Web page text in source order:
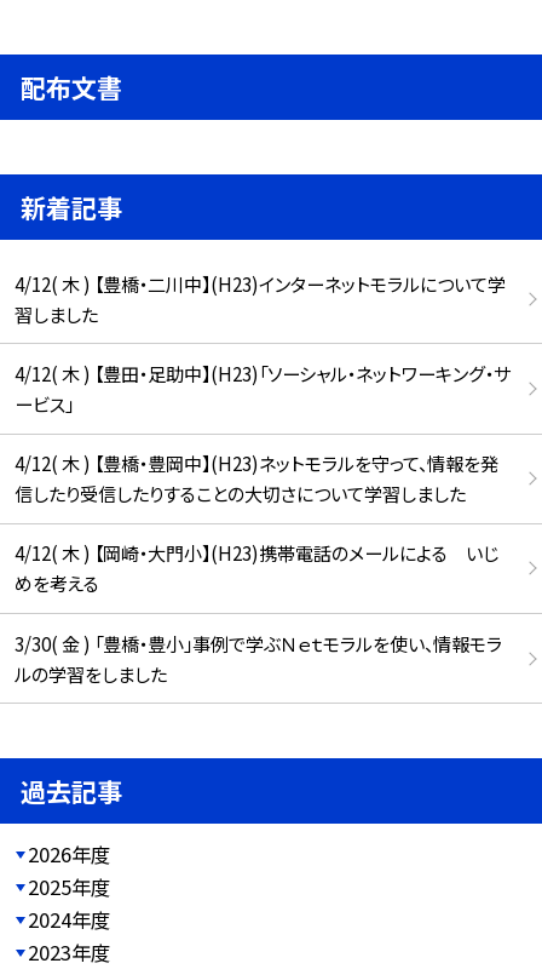
配布文書
新着記事
4/12( 木 ) 【豊橋・二川中】(H23)インターネットモラルについて学
習しました
4/12( 木 ) 【豊田・足助中】(H23)「ソーシャル・ネットワーキング・サ
ービス」
4/12( 木 ) 【豊橋・豊岡中】(H23)ネットモラルを守って、情報を発
信したり受信したりすることの大切さについて学習しました
4/12( 木 ) 【岡崎・大門小】(H23)携帯電話のメールによる いじ
めを考える
3/30( 金 ) 「豊橋・豊小」事例で学ぶＮｅｔモラルを使い、情報モラ
ルの学習をしました
過去記事
2026年度
2025年度
2024年度
2023年度